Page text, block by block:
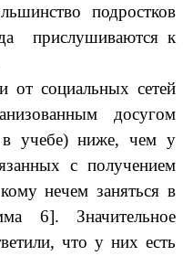
подростков
прислушиваются к
социальных сетей
досугом
в учебе) ниже, чем у
с получением
нечем заняться в
6]. Значительное
что у них есть